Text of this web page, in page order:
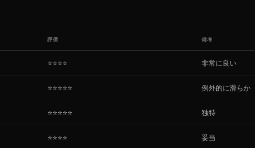
評価 備考
⭐⭐⭐⭐ 非常に良い
⭐⭐⭐⭐⭐ 例外的に滑らか
⭐⭐⭐⭐⭐ 独特
⭐⭐⭐⭐ 妥当